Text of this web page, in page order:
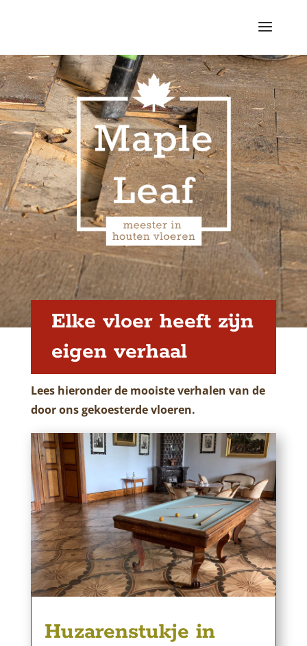
Elke vloer heeft zijn
eigen verhaal
Lees hieronder de mooiste verhalen van de
door ons gekoesterde vloeren.
Huzarenstukje in